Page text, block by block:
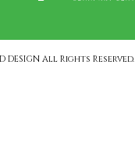
DESIGN All Rights Reserved.